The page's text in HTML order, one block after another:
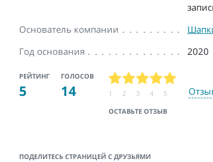
Основатель компании
Год основания
2020
РЕЙТИНГ
5
ГОЛОСОВ
14
ОСТАВЬТЕ ОТЗЫВ
1 2 3 4 5
ПОДЕЛИТЕСЬ СТРАНИЦЕЙ С ДРУЗЬЯМИ